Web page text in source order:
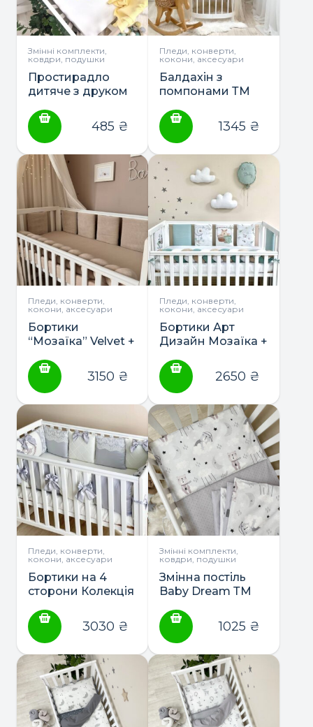
Змінні комплекти,
ковдри, подушки
Простирадло
дитяче з друком
Соня
485 ₴
Пледи, конверти,
кокони, аксесуари
Балдахін з
помпонами ТМ
1345 ₴
Пледи, конверти,
кокони, аксесуари
Бортики
“Мозаїка” Velvet +
коса ТМ
Маленька Соня
3150 ₴
Пледи, конверти,
кокони, аксесуари
Бортики Арт
Дизайн Мозаїка +
коса ТМ
Маленька Соня
2650 ₴
Пледи, конверти,
кокони, аксесуари
Бортики на 4
сторони Колекція
простирадло ТМ
Маленька Соня
3030 ₴
Змінні комплекти,
ковдри, подушки
Змінна постіль
Baby Dream ТМ
1025 ₴